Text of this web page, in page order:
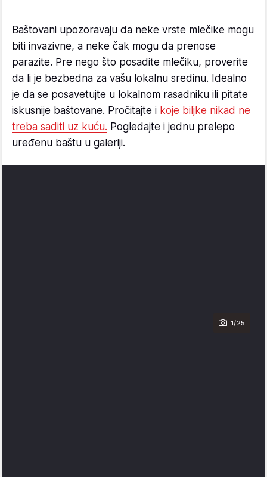
Baštovani upozoravaju da neke vrste mlečike mogu
biti invazivne, a neke čak mogu da prenose
parazite. Pre nego što posadite mlečiku, proverite
da li je bezbedna za vašu lokalnu sredinu. Idealno
je da se posavetujte u lokalnom rasadniku ili pitate
iskusnije baštovane. Pročitajte i koje biljke nikad ne
treba saditi uz kuću. Pogledajte i jednu prelepo
uređenu baštu u galeriji.
1/25